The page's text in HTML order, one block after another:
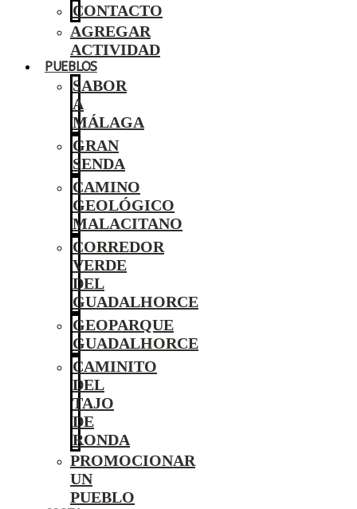
CONTACTO
AGREGAR
ACTIVIDAD
PUEBLOS
SABOR
A
MÁLAGA
GRAN
SENDA
CAMINO
GEOLÓGICO
MALACITANO
CORREDOR
VERDE
DEL
GUADALHORCE
GEOPARQUE
GUADALHORCE
CAMINITO
DEL
TAJO
DE
RONDA
PROMOCIONAR
UN
PUEBLO